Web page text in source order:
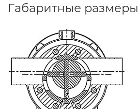
Габаритные размеры